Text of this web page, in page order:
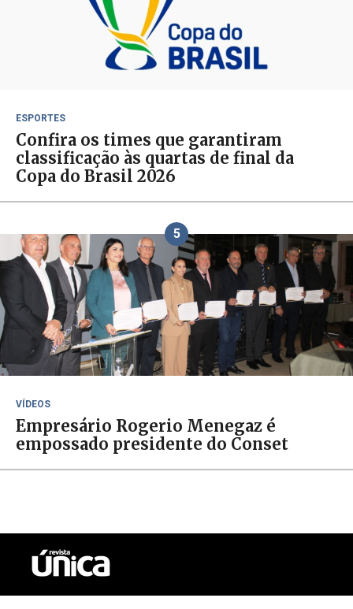
ESPORTES
Confira os times que garantiram
classificação às quartas de final da
Copa do Brasil 2026
5
VÍDEOS
Empresário Rogerio Menegaz é
empossado presidente do Conset